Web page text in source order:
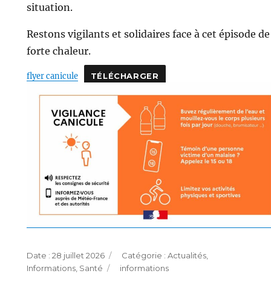
situation.
Restons vigilants et solidaires face à cet épisode de
forte chaleur.
flyer canicule TÉLÉCHARGER
Publié
le
28 juillet 2026 Catégories
Actualités,
Informations, Santé Étiquettes
informations